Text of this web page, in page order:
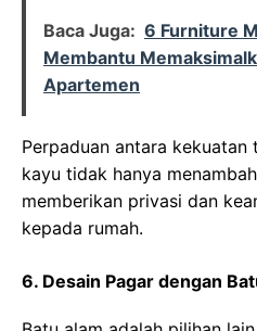
Baca Juga: 6 Furniture
Membantu
Apartemen
Perpaduan antara
kayu tidak hanya
memberikan privasi dan
kepada rumah.
6. Desain Pagar dengan